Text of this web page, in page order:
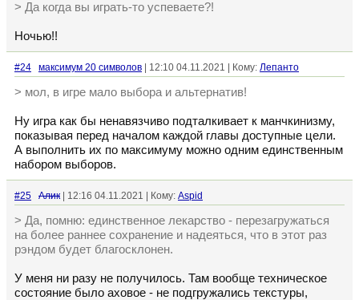
> Да когда вы играть-то успеваете?!
Ночью!!
#24 максимум 20 символов | 12:10 04.11.2021 | Кому: Лепанто
> мол, в игре мало выбора и альтернатив!
Ну игра как бы ненавязчиво подталкивает к манчкинизму,
показывая перед началом каждой главы доступные цели.
А выполнить их по максимуму можно одним единственным
набором выборов.
#25 Алик | 12:16 04.11.2021 | Кому: Aspid
> Да, помню: единственное лекарство - перезагружаться
на более раннее сохранение и надеяться, что в этот раз
рэндом будет благосклонен.
У меня ни разу не получилось. Там вообще техническое
состояние было аховое - не подгружались текстуры,